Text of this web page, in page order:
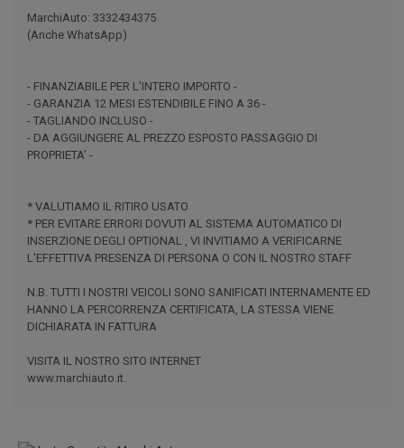
MarchiAuto: 3332434375
(Anche WhatsApp)
- FINANZIABILE PER L'INTERO IMPORTO -
- GARANZIA 12 MESI ESTENDIBILE FINO A 36 -
- TAGLIANDO INCLUSO -
- DA AGGIUNGERE AL PREZZO ESPOSTO PASSAGGIO DI
PROPRIETA’ -
* VALUTIAMO IL RITIRO USATO
* PER EVITARE ERRORI DOVUTI AL SISTEMA AUTOMATICO DI
INSERZIONE DEGLI OPTIONAL , VI INVITIAMO A VERIFICARNE
L'EFFETTIVA PRESENZA DI PERSONA O CON IL NOSTRO STAFF
N.B. TUTTI I NOSTRI VEICOLI SONO SANIFICATI INTERNAMENTE ED
HANNO LA PERCORRENZA CERTIFICATA, LA STESSA VIENE
DICHIARATA IN FATTURA
VISITA IL NOSTRO SITO INTERNET
www.marchiauto.it.